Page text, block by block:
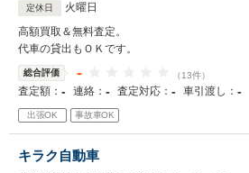
定休日
火曜日
高額買取＆無料査定。
代車の貸出もＯＫです。
総合評価 - （13件）
査定額： - 連絡： - 査定対応： - 車引渡し： -
出張OK 事故車OK
キラク自動車